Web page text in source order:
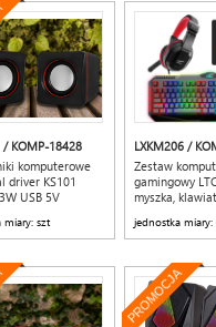
/ KOMP-18428
komputerowe
driver KS101
USB 5V
miary: szt
LXKM206 /
Zestaw
gamingowy
myszka,
jednostka miary:
PROMOCJA